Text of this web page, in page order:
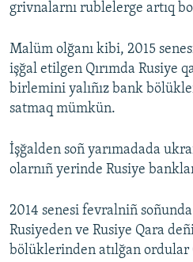
grivnalarnı rublelerge artıq
Malüm olğanı kibi, 2015
işğal etilgen Qırımda Rusiye
birlemini yalıñız bank
satmaq mümkün.
İşğalden soñ yarımadada
olarnıñ yerinde Rusiye
2014 senesi fevralniñ
Rusiyeden ve Rusiye Qara
bölüklerinden atılğan ordular